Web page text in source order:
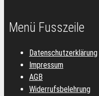
Menü Fusszeile
Datenschutzerklärung
Impressum
AGB
Widerrufsbelehrung